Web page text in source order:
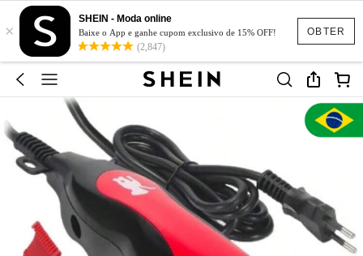
OBTER
×
SHEIN - Moda online
Baixe o App e ganhe cupom exclusivo de 15% OFF!
(2,847)